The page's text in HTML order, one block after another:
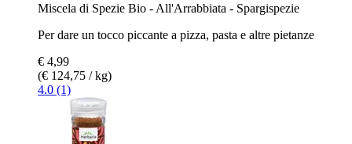
Miscela di Spezie Bio - All'Arrabbiata - Spargispezie
Per dare un tocco piccante a pizza, pasta e altre pietanze
€ 4,99
(€ 124,75 / kg)
4.0 (1)